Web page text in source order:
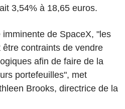
3,54% à 18,65 euros.
de SpaceX, "les
contraints de vendre
afin de faire de la
portefeuilles", met
Brooks, directrice de la